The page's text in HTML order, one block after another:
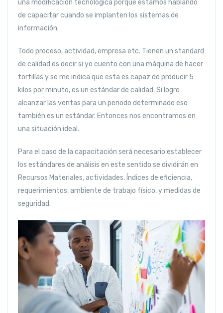
una modificación tecnológica porque estamos hablando
de capacitar cuando se implanten los sistemas de
información.
Todo proceso, actividad, empresa etc. Tienen un standard
de calidad es decir si yo cuento con una máquina de hacer
tortillas y se me indica que esta es capaz de producir 5
kilos por minuto, es un estándar de calidad. Si logro
alcanzar las ventas para un periodo determinado eso
también es un estándar. Entonces nos encontramos en
una situación ideal.
Para el caso de la capacitación será necesario establecer
los estándares de análisis en este sentido se dividirán en
Recursos Materiales, actividades, Índices de eficiencia,
requerimientos, ambiente de trabajo físico, y medidas de
seguridad.